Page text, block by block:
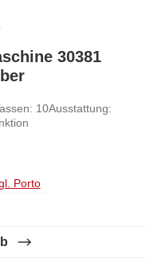
von 5 Sternen
30381
10Ausstattung:
Porto